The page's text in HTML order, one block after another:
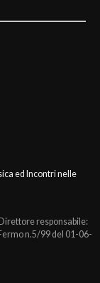
ed Incontri nelle
responsabile:
n.5/99 del 01-06-